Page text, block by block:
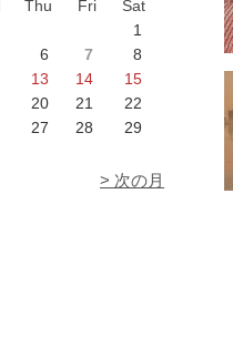
Thu Fri
Sat
1
6 7
8
13 14
15
20 21
22
27 28
29
> 次の月